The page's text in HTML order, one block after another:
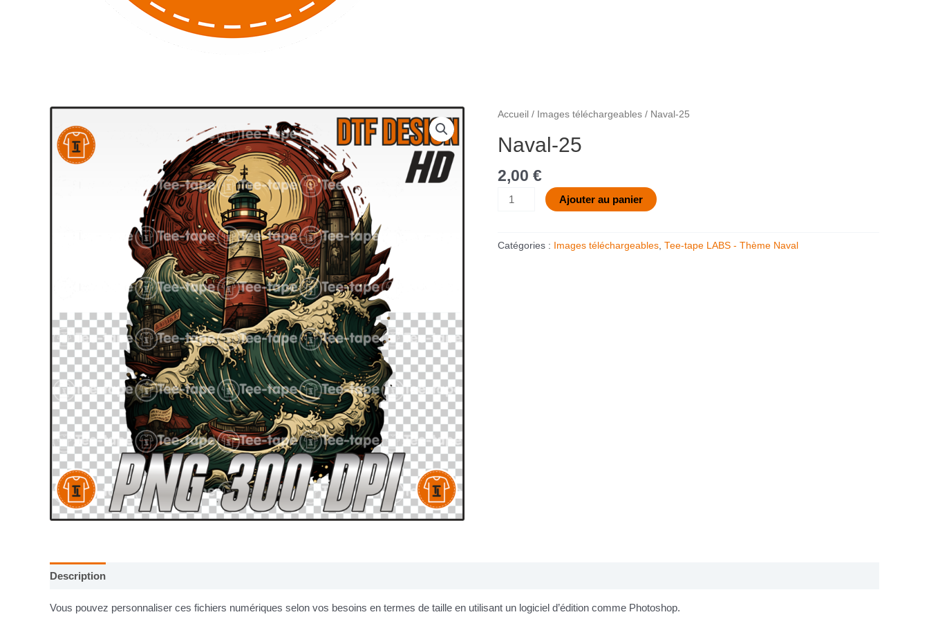
Accueil / Images téléchargeables / Naval-25
Naval-25
2,00 €
quantité
Naval-
Ajouter au panier
Catégories : Images téléchargeables, Tee-tape LABS - Thème Naval
Description
Vous pouvez personnaliser ces fichiers numériques selon vos besoins en termes de taille en utilisant un logiciel d’édition comme Photoshop.